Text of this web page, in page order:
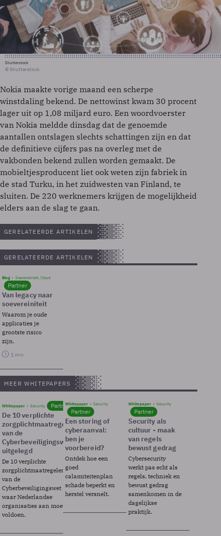
Shutterstock
© Shutterstock
Nokia maakte vorige maand een scherpe
winstdaling bekend. De nettowinst kwam 30 procent
lager uit op 1,08 miljard euro. Een woordvoerster
van Nokia meldde dinsdag dat de genoemde
aantallen ontslagen slechts schattingen zijn en dat
de definitieve cijfers pas na overleg met de
vakbonden bekend zullen worden gemaakt. De
mobieltjesproducent liet ook weten zijn fabriek in
de stad Turku, in het zuidwesten van Finland, te
sluiten. De 220 werknemers krijgen de mogelijkheid
elders aan de slag te gaan.
GERELATEERDE ARTIKELEN
GERELATEERDE ARTIKELEN
Blog Soevereinteit, Cloud
Partner
Van legacy naar
soevereiniteit
Waarom je oude
applicaties je
grootste risico
zijn.
1 min
MEER WHITEPAPERS
Whitepaper Security Partner
De 10 verplichte
zorgplichtmaatregelen
van de
Cyberbeveiligingswet
uitgelegd
De 10 verplichte
zorgplichtmaatregelen
van de
Cyberbeveiligingswet
waar Nederlandse
organisaties aan moeten
voldoen.
Whitepaper Security
Partner
Een storing of
cyberaanval:
ben je
voorbereid?
Ontdek hoe een
goed
calamiteitenplan
schade beperkt en
herstel versnelt.
Whitepaper Security
Partner
Security als
cultuur - maak
van regels
bewust gedrag
Cybersecurity
werkt pas echt als
regels, techniek en
bewust gedrag
samenkomen in de
dagelijkse
praktijk.